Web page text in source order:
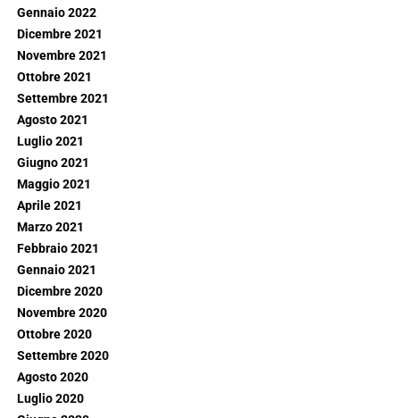
Gennaio 2022
Dicembre 2021
Novembre 2021
Ottobre 2021
Settembre 2021
Agosto 2021
Luglio 2021
Giugno 2021
Maggio 2021
Aprile 2021
Marzo 2021
Febbraio 2021
Gennaio 2021
Dicembre 2020
Novembre 2020
Ottobre 2020
Settembre 2020
Agosto 2020
Luglio 2020